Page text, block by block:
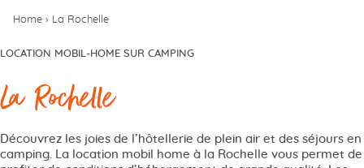
Home › La Rochelle
LOCATION MOBIL-HOME SUR CAMPING
La Rochelle
Découvrez les joies de l’hôtellerie de plein air et des séjours en
camping. La location mobil home à la Rochelle vous permet de